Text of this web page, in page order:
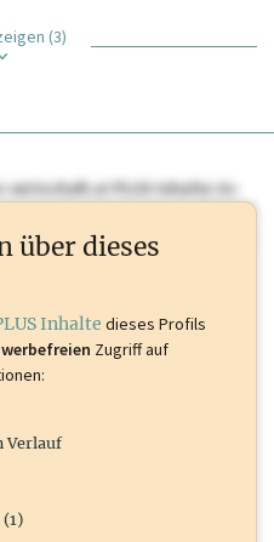
(3)
wirtschaft.at PLUS Inhaltedie
Schalten Sie dieses Profil frei
zu sehen. wirtschaft.at PLUS
Aussendungen, und viele
über dieses
Inhalte dieses Profils
werbefreien Zugriff auf
Verlauf